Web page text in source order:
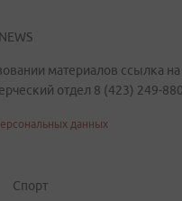
материалов ссылка
отдел 8 (423) 249-
данных
Спорт